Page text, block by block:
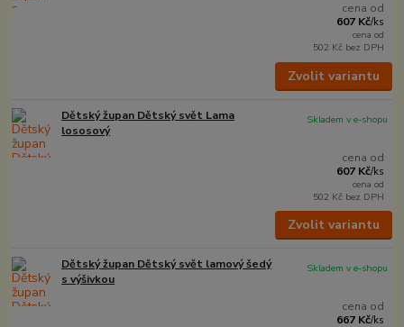
cena od
607 Kč/ks
cena od
502 Kč bez DPH
Zvolit variantu
Dětský župan Dětský svět Lama
lososový
cena od
607 Kč/ks
cena od
502 Kč bez DPH
Skladem v e-shopu
Zvolit variantu
Dětský župan Dětský svět lamový šedý
s výšivkou
cena od
667 Kč/ks
Skladem v e-shopu